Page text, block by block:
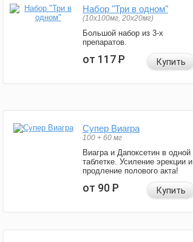
Набор "Три в одном"
(10x100мг, 20x20мг)
Большой набор из 3-х
препаратов.
от 117Р Купить
Супер Виагра
100 + 60 мг
Виагра и Дапоксетин в одной
таблетке. Усиление эрекции и
продление полового акта!
от 90Р Купить